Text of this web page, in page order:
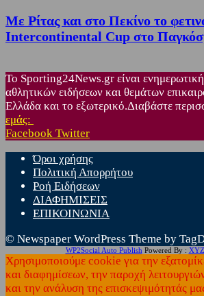
Με Ρίτας και στο Πεκίνο το
Intercontinental Cup στο
Το Sporting24News.gr είναι ενημερωτική
αθλητικών ειδήσεων και θεμάτων
Ελλάδα και το εξωτερικό.Διαβάστε
εμάς:
Facebook Twitter
Όροι χρήσης
Πολιτική Απορρήτου
Ροή Ειδήσεων
ΔΙΑΦΗΜΙΣΕΙΣ
ΕΠΙΚΟΙΝΩΝΙΑ
© Newspaper WordPress Theme by
WP2Social Auto Publish Powered By :
Χρησιμοποιούμε cookie για την
και διαφημίσεων, την παροχή
και την ανάλυση της επισκεψιμότητάς